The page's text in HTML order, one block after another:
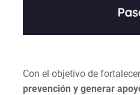
Con el objetivo de
prevención y generar